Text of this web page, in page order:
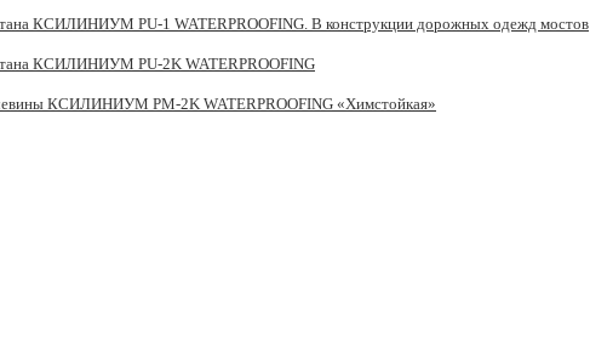
КСИЛИНИУМ PU-1 WATERPROOFING. В конструкции дорожных одежд мостов
КСИЛИНИУМ PU-2K WATERPROOFING
КСИЛИНИУМ PM-2K WATERPROOFING «Химстойкая»